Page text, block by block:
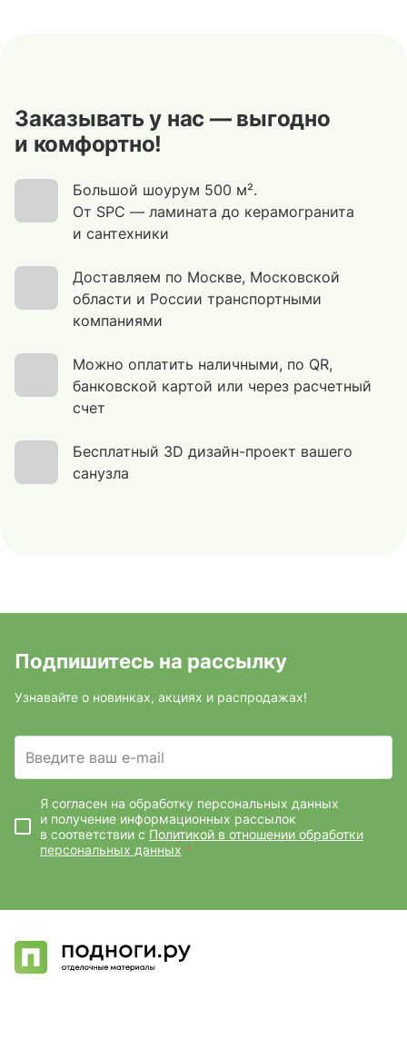
Заказывать у нас — выгодно
и комфортно!
Большой шоурум 500 м².
От SPC — ламината до керамогранита
и сантехники
Доставляем по Москве, Московской
области и России транспортными
компаниями
Можно оплатить наличными, по QR,
банковской картой или через расчетный
счет
Бесплатный 3D дизайн-проект вашего
санузла
Подпишитесь на рассылку
Узнавайте о новинках, акциях и распродажах!
Введите ваш e-mail
Я согласен на обработку персональных данных
и получение информационных рассылок
в соответствии с Политикой в отношении обработки
персональных данных *